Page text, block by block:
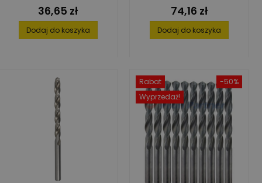
Cena
36,65 zł
Dodaj do koszyka
Cena
74,16 zł
Dodaj do koszyka
-50%
Rabat
Wyprzedaż!